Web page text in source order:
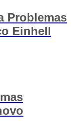
Problemas
Einhell